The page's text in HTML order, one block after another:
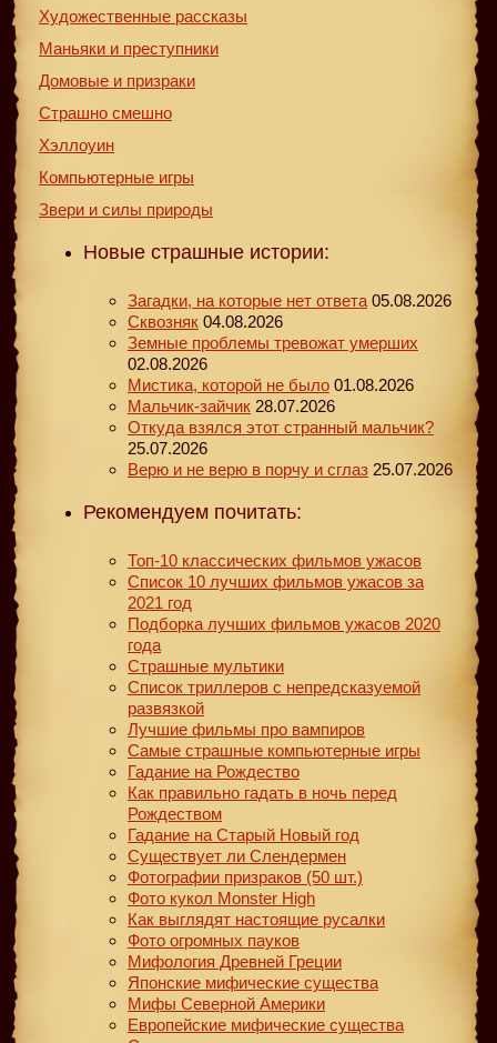
Художественные рассказы
Маньяки и преступники
Домовые и призраки
Страшно смешно
Хэллоуин
Компьютерные игры
Звери и силы природы
Новые страшные истории:
Загадки, на которые нет ответа 05.08.2026
Сквозняк 04.08.2026
Земные проблемы тревожат умерших
02.08.2026
Мистика, которой не было 01.08.2026
Мальчик-зайчик 28.07.2026
Откуда взялся этот странный мальчик?
25.07.2026
Верю и не верю в порчу и сглаз 25.07.2026
Рекомендуем почитать:
Топ-10 классических фильмов ужасов
Список 10 лучших фильмов ужасов за
2021 год
Подборка лучших фильмов ужасов 2020
года
Страшные мультики
Список триллеров с непредсказуемой
развязкой
Лучшие фильмы про вампиров
Самые страшные компьютерные игры
Гадание на Рождество
Как правильно гадать в ночь перед
Рождеством
Гадание на Старый Новый год
Существует ли Слендермен
Фотографии призраков (50 шт.)
Фото кукол Monster High
Как выглядят настоящие русалки
Фото огромных пауков
Мифология Древней Греции
Японские мифические существа
Мифы Северной Америки
Европейские мифические существа